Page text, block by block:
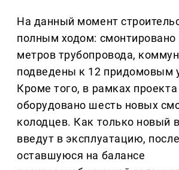
На данный момент
полным ходом: смонтировано
метров трубопровода,
подведены к 12 придомовым
Кроме того, в рамках
оборудовано шесть новых
колодцев. Как только новый
введут в эксплуатацию,
оставшуюся на балансе